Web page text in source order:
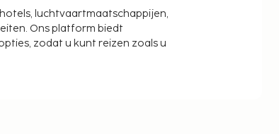
luchtvaartmaatschappijen,
Ons platform biedt
zodat u kunt reizen zoals u